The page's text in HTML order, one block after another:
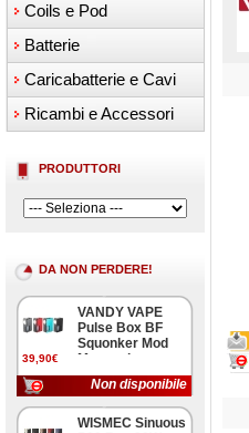
Coils e Pod
Batterie
Caricabatterie e Cavi
Ricambi e Accessori
PRODUTTORI
DA NON PERDERE!
39,90€
VANDY VAPE
Pulse Box BF
Squonker Mod
Meccanica
Non disponibile
WISMEC Sinuous